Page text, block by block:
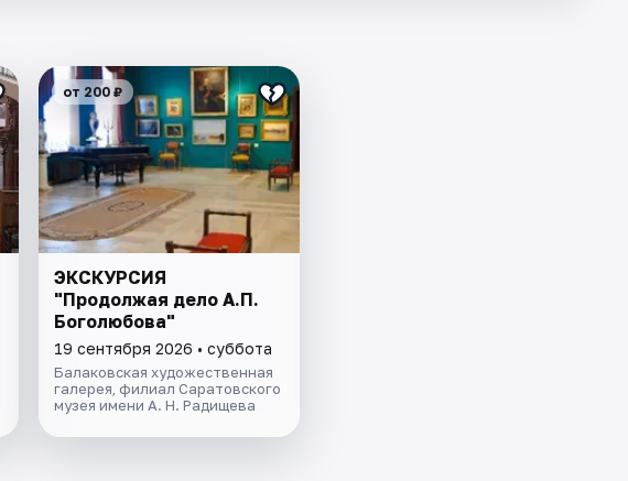
от 200 ₽
ЭКСКУРСИЯ
"Продолжая дело А.П.
Боголюбова"
19 сентября 2026 • суббота
Балаковская художественная
галерея, филиал Саратовского
музея имени А. Н. Радищева